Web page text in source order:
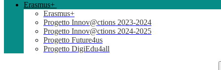
Erasmus+
Erasmus+
Progetto Innov@ctions 2023-2024
Progetto Innov@ctions 2024-2025
Progetto Future4us
Progetto DigiEdu4all